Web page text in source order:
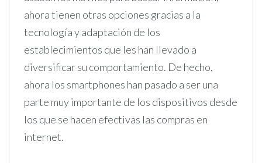
ahora tienen otras opciones gracias a la
tecnología y adaptación de los
establecimientos que les han llevado a
diversificar su comportamiento. De hecho,
ahora los smartphones han pasado a ser una
parte muy importante de los dispositivos desde
los que se hacen efectivas las compras en
internet.